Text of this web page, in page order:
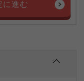
に進む